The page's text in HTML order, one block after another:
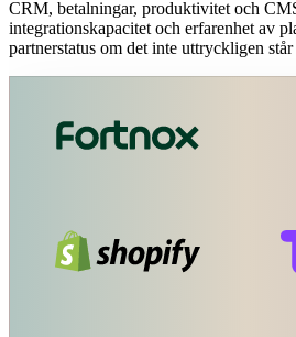
CRM, betalningar, produktivitet och
integrationskapacitet och erfarenhet av
partnerstatus om det inte uttryckligen